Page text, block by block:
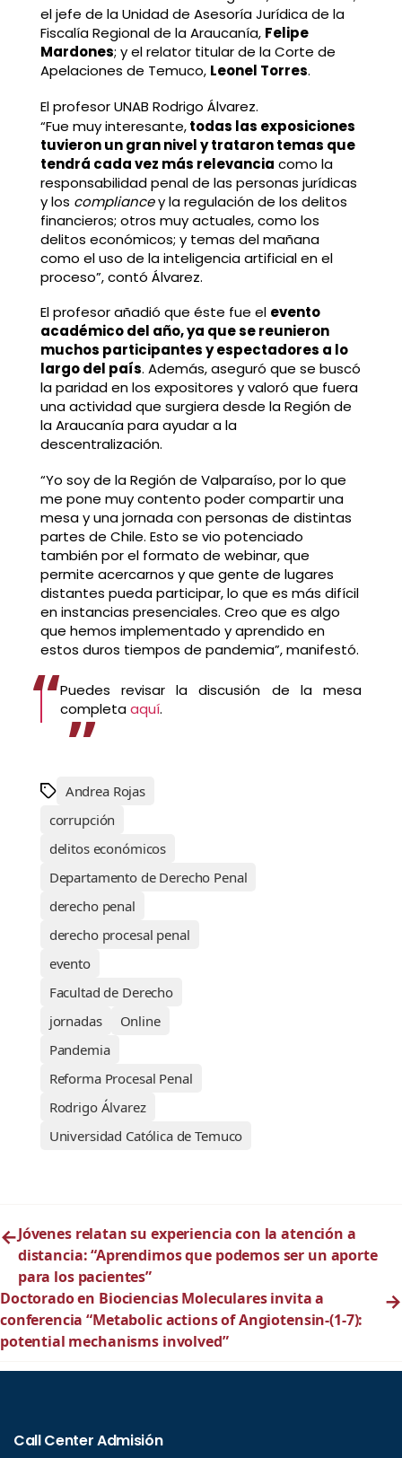
el jefe de la Unidad de Asesoría Jurídica de la
Fiscalía Regional de la Araucanía, Felipe
Mardones; y el relator titular de la Corte de
Apelaciones de Temuco, Leonel Torres.
El profesor UNAB Rodrigo Álvarez.
“Fue muy interesante,todas las exposiciones
tuvieron un gran nivel y trataron temas que
tendrá cada vez más relevancia como la
responsabilidad penal de las personas jurídicas
y los compliancey la regulación de los delitos
financieros; otros muy actuales, como los
delitos económicos; y temas del mañana
como el uso de la inteligencia artificial en el
proceso”, contó Álvarez.
El profesor añadió que éste fue el evento
académico del año, ya que se reunieron
muchos participantes y espectadores a lo
largo del país. Además, aseguró que se buscó
la paridad en los expositores y valoró que fuera
una actividad que surgiera desde la Región de
la Araucanía para ayudar a la
descentralización.
“Yo soy de la Región de Valparaíso, por lo que
me pone muy contento poder compartir una
mesa y una jornada con personas de distintas
partes de Chile. Esto se vio potenciado
también por el formato de webinar, que
permite acercarnos y que gente de lugares
distantes pueda participar, lo que es más difícil
en instancias presenciales. Creo que es algo
que hemos implementado y aprendido en
estos duros tiempos de pandemia”, manifestó.
Puedes revisar la discusión de la mesa
completaaquí.
Andrea Rojas
corrupción
delitos económicos
Departamento de Derecho Penal
derecho penal
derecho procesal penal
evento
Facultad de Derecho
jornadas
Online
Pandemia
Reforma Procesal Penal
Rodrigo Álvarez
Universidad Católica de Temuco
←Jóvenes relatan su experiencia con la atención a
distancia: “Aprendimos que podemos ser un aporte
para los pacientes”
Doctorado en Biociencias Moleculares invita a
conferencia “Metabolic actions of Angiotensin-(1-7):
potential mechanisms involved”
→